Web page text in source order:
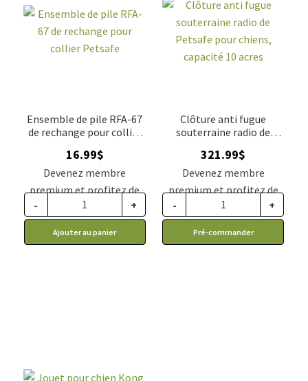
Ensemble de pile RFA-67
de rechange pour collier
16.99$
Devenez membre
premium et profitez de
ce prix rabais : 14.02$ CA
- +
Ajouter au panier
Clôture anti fugue
souterraine radio de
capacité 10 acres
321.99$
Devenez membre
premium et profitez de
ce prix rabais : 265.64$ CA
- +
Pré-commander